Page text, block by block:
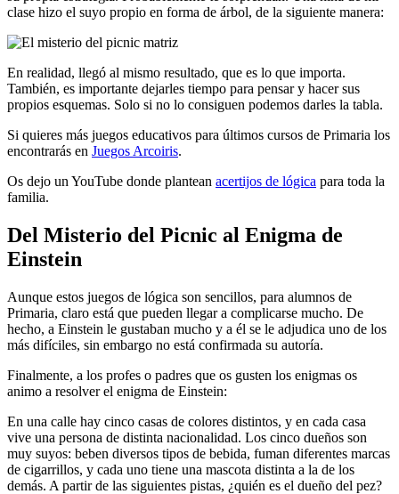
clase hizo el suyo propio en forma de árbol, de la siguiente manera:
En realidad, llegó al mismo resultado, que es lo que importa.
También, es importante dejarles tiempo para pensar y hacer sus
propios esquemas. Solo si no lo consiguen podemos darles la tabla.
Si quieres más juegos educativos para últimos cursos de Primaria los
encontrarás en Juegos Arcoiris.
Os dejo un YouTube donde plantean acertijos de lógica para toda la
familia.
Del Misterio del Picnic al Enigma de
Einstein
Aunque estos juegos de lógica son sencillos, para alumnos de
Primaria, claro está que pueden llegar a complicarse mucho. De
hecho, a Einstein le gustaban mucho y a él se le adjudica uno de los
más difíciles, sin embargo no está confirmada su autoría.
Finalmente, a los profes o padres que os gusten los enigmas os
animo a resolver el enigma de Einstein:
En una calle hay cinco casas de colores distintos, y en cada casa
vive una persona de distinta nacionalidad. Los cinco dueños son
muy suyos: beben diversos tipos de bebida, fuman diferentes marcas
de cigarrillos, y cada uno tiene una mascota distinta a la de los
demás. A partir de las siguientes pistas, ¿quién es el dueño del pez?